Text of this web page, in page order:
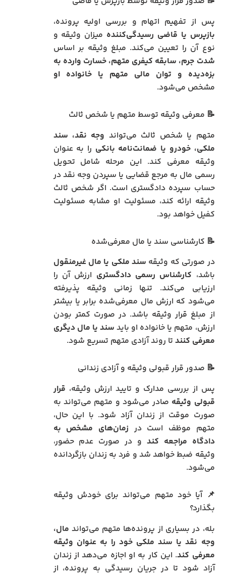
پس از تفهیم اتهام و بررسی اولیه پرونده،
بازپرس یا قاضی رسیدگی‌کننده میزان وثیقه و
نوع آن را تعیین می‌کند. مبلغ وثیقه بر اساس
شدت جرم، سابقه کیفری متهم، خسارت وارده به
بزه‌دیده و توان مالی متهم یا خانواده او
مشخص می‌شود.
📝 معرفی وثیقه توسط متهم یا شخص ثالث
متهم یا شخص ثالث می‌تواند وجه نقد، سند
ملکی، خودرو یا ضمانت‌نامه بانکی را به عنوان
وثیقه معرفی کند. این مرحله شامل تحویل
رسمی مال به مرجع قضایی یا سپردن وجه نقد در
حساب سپرده دادگستری است. اگر شخص ثالث
وثیقه ارائه کند، مسئولیت او مشابه مسئولیت
کفیل خواهد بود.
📝 کارشناسی سند یا مال معرفی‌شده
در صورتی که وثیقه سند ملکی یا مال غیرمنقول
باشد، کارشناس رسمی دادگستری ارزش آن را
ارزیابی می‌کند. تنها زمانی وثیقه پذیرفته
می‌شود که ارزش مال معرفی‌شده برابر یا بیشتر
از مبلغ قرار وثیقه باشد. در صورت کمتر بودن
ارزش، متهم یا خانواده او باید سند یا مال دیگری
معرفی کنند تا روند آزادی متهم تسریع شود.
📝 صدور قرار قبولی وثیقه و آزادی زندانی
پس از بررسی مدارک و تایید ارزش وثیقه، قرار
قبولی وثیقه صادر می‌شود و متهم می‌تواند به
صورت موقت از زندان آزاد شود. با این حال،
متهم موظف است در زمان‌های مشخص به
دادگاه مراجعه کند و در صورت عدم حضور،
وثیقه ضبط خواهد شد و فرد به زندان بازگردانده
می‌شود.
📌 آیا خود متهم می‌تواند برای خودش وثیقه
بگذارد؟
بله، در بسیاری از پرونده‌ها متهم می‌تواند مال،
وجه نقد یا سند ملکی خود را به عنوان وثیقه
معرفی کند. این کار به او اجازه می‌دهد از زندان
آزاد شود تا در جریان رسیدگی به پرونده، از